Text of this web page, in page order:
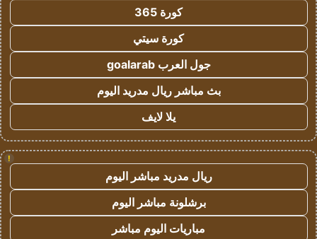
كورة 365
كورة سيتي
جول العرب goalarab
بث مباشر ريال مدريد اليوم
يلا لايف
!
ريال مدريد مباشر اليوم
برشلونة مباشر اليوم
مباريات اليوم مباشر